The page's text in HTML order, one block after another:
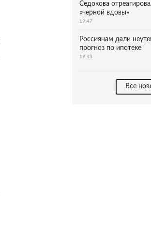
Седокова
«черной вдовы»
19:47
Россиянам дали
прогноз по ипотеке
19:43
Все